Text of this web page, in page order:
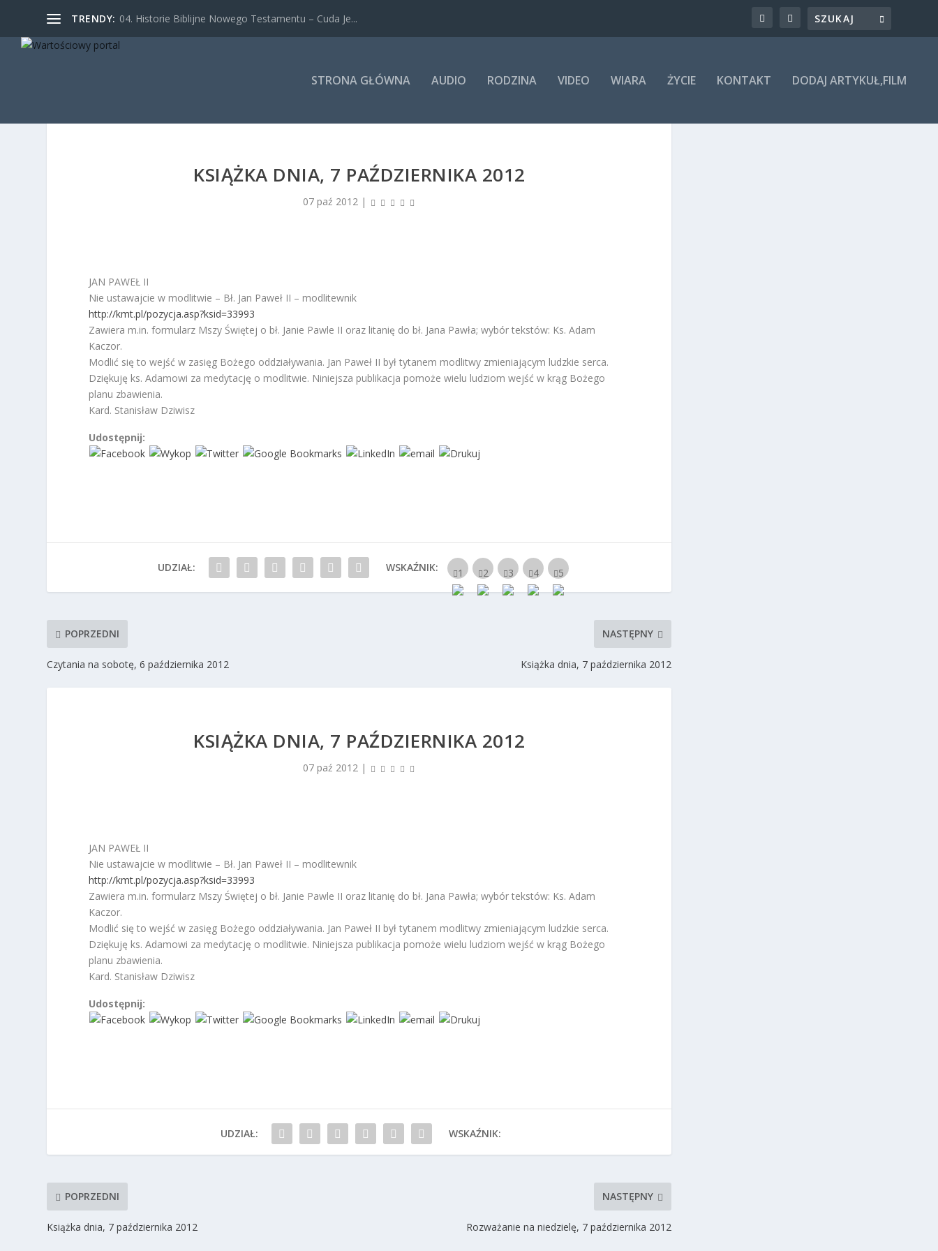
TRENDY: 04. Historie Biblijne Nowego Testamentu – Cuda Je...
STRONA GŁÓWNA AUDIO RODZINA VIDEO WIARA ŻYCIE KONTAKT DODAJ ARTYKUŁ,FILM
KSIĄŻKA DNIA, 7 PAŹDZIERNIKA 2012
07 paź 2012 |
JAN PAWEŁ II
Nie ustawajcie w modlitwie – Bł. Jan Paweł II – modlitewnik
http://kmt.pl/pozycja.asp?ksid=33993
Zawiera m.in. formularz Mszy Świętej o bł. Janie Pawle II oraz litanię do bł. Jana Pawła; wybór tekstów: Ks. Adam
Kaczor.
Modlić się to wejść w zasięg Bożego oddziaływania. Jan Paweł II był tytanem modlitwy zmieniającym ludzkie serca.
Dziękuję ks. Adamowi za medytację o modlitwie. Niniejsza publikacja pomoże wielu ludziom wejść w krąg Bożego
planu zbawienia.
Kard. Stanisław Dziwisz
Udostępnij:
UDZIAŁ: WSKAŹNIK:
POPRZEDNI
Czytania na sobotę, 6 października 2012
NASTĘPNY
Książka dnia, 7 października 2012
KSIĄŻKA DNIA, 7 PAŹDZIERNIKA 2012
07 paź 2012 |
JAN PAWEŁ II
Nie ustawajcie w modlitwie – Bł. Jan Paweł II – modlitewnik
http://kmt.pl/pozycja.asp?ksid=33993
Zawiera m.in. formularz Mszy Świętej o bł. Janie Pawle II oraz litanię do bł. Jana Pawła; wybór tekstów: Ks. Adam
Kaczor.
Modlić się to wejść w zasięg Bożego oddziaływania. Jan Paweł II był tytanem modlitwy zmieniającym ludzkie serca.
Dziękuję ks. Adamowi za medytację o modlitwie. Niniejsza publikacja pomoże wielu ludziom wejść w krąg Bożego
planu zbawienia.
Kard. Stanisław Dziwisz
Udostępnij:
UDZIAŁ: WSKAŹNIK:
POPRZEDNI
Książka dnia, 7 października 2012
NASTĘPNY
Rozważanie na niedzielę, 7 października 2012